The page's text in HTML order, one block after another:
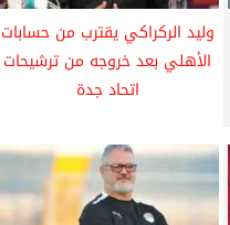
وليد الركراكي يقترب من حسابات
الأهلي بعد خروجه من ترشيحات
اتحاد جدة